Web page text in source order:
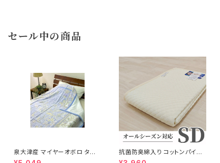
セール中の商品
泉大津産 マイヤーオボロ タオ
ルケット 紋柄 日本製 140×200
抗菌防臭綿入り コットンパイル
敷パッド 120×205cm